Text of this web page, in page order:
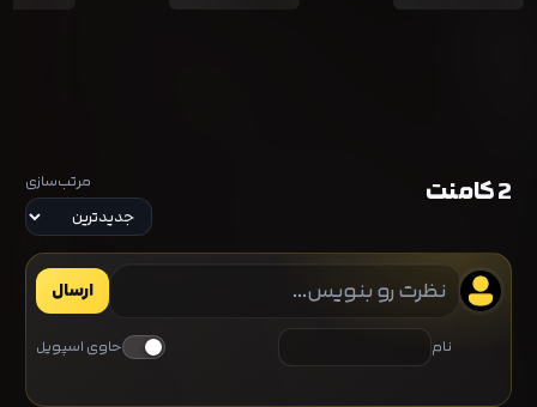
2 کامنت مرتب‌سازی
ارسال
نام حاوی اسپویل